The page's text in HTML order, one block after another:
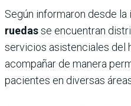
Según informaron desde la
ruedasse encuentran
servicios asistenciales del
acompañar de manera
pacientes en diversas